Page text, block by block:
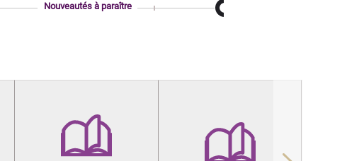
Nouveautés à paraître